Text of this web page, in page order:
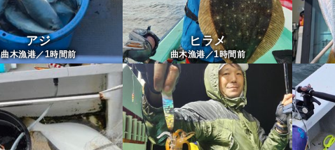
アジ
曲木漁港／1時間前
ヒラメ
曲木漁港／1時間前